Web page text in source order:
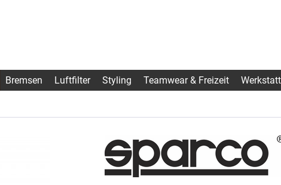
Bremsen Luftfilter Styling Teamwear & Freizeit